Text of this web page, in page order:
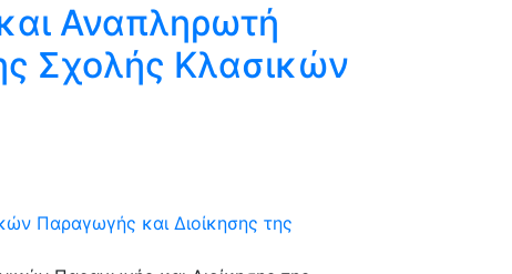
Αναπληρωτή
Σχολής Κλασικών
Παραγωγής και Διοίκησης της